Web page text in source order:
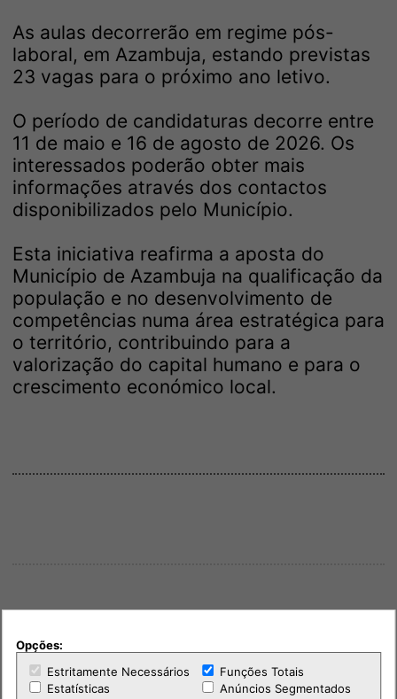
As aulas decorrerão em regime pós-
laboral, em Azambuja, estando previstas
23 vagas para o próximo ano letivo.
O período de candidaturas decorre entre
11 de maio e 16 de agosto de 2026. Os
interessados poderão obter mais
informações através dos contactos
disponibilizados pelo Município.
Esta iniciativa reafirma a aposta do
Município de Azambuja na qualificação da
população e no desenvolvimento de
competências numa área estratégica para
o território, contribuindo para a
valorização do capital humano e para o
crescimento económico local.
Opções:
Estritamente Necessários
Funções Totais
Estatísticas
Anúncios Segmentados